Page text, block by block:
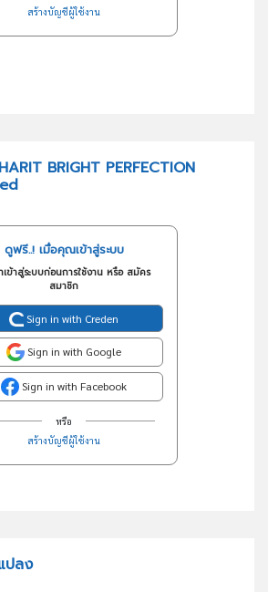
สร้างบัญชีผู้ใช้งาน
BRIGHT PERFECTION
ดูฟรี..! เมื่อคุณเข้าสู่ระบบ
ข้าสู่ระบบก่อนการใช้งาน หรือ สมัคร
สมาชิก
Sign in with Creden
Sign in with Google
Sign in with Facebook
หรือ
สร้างบัญชีผู้ใช้งาน
ปลง